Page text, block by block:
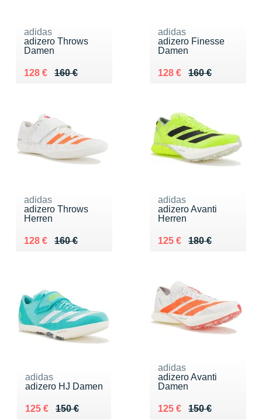
adidas
adizero Throws
Damen
160 €
Au lieu de 160 €
128 €
Vendu 128 €
adidas
adizero Finesse
Damen
160 €
Au lieu de 160 €
128 €
Vendu 128 €
adidas
adizero Throws
Herren
160 €
Au lieu de 160 €
128 €
Vendu 128 €
adidas
adizero Avanti
Herren
180 €
Au lieu de 180 €
125 €
Vendu 125 €
adidas
adizero HJ Damen
150 €
Au lieu de 150 €
125 €
Vendu 125 €
adidas
adizero Avanti
Damen
150 €
Au lieu de 150 €
125 €
Vendu 125 €